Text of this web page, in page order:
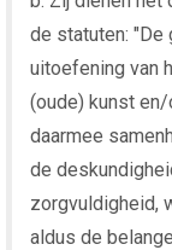
de statuten:
uitoefening van
(oude) kunst
daarmee
de
zorgvuldigheid,
aldus de